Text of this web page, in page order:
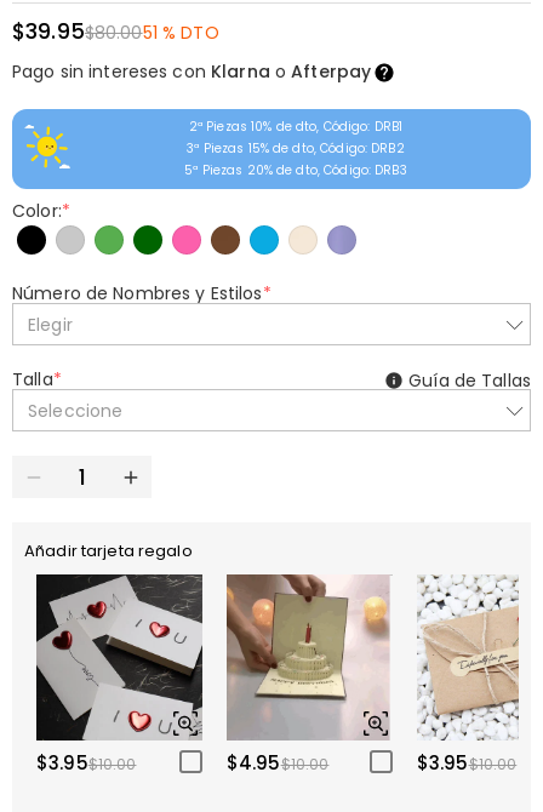
$39.95$80.0051 % DTO
Pago sin intereses con Klarna oAfterpay
2ª Piezas 10% de dto, Código: DRB1
3ª Piezas 15% de dto, Código: DRB2
5ª Piezas 20% de dto, Código: DRB3
Color:*
Número de Nombres y Estilos*
Elegir
Talla*
Seleccione
Guía de Tallas
Añadir tarjeta regalo
$3.95$10.00 $4.95$10.00 $3.95$10.00